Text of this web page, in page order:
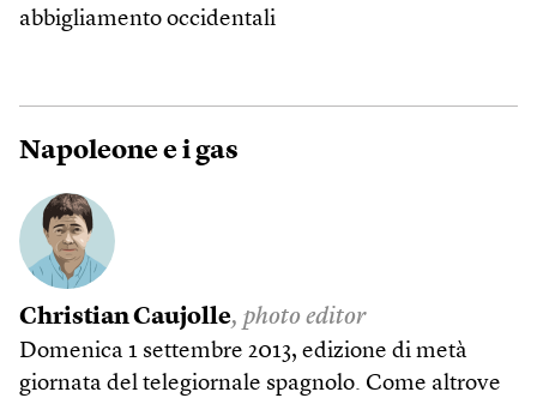
abbigliamento occidentali
Napoleone e i gas
Christian Caujolle, photo editor
Domenica 1 settembre 2013, edizione di metà
giornata del telegiornale spagnolo. Come altrove